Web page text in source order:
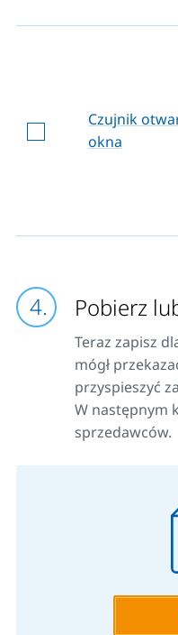
Czujnik
okna
Pobierz
Teraz zapisz
mógł
przyspieszyć
W następnym
sprzedawców.